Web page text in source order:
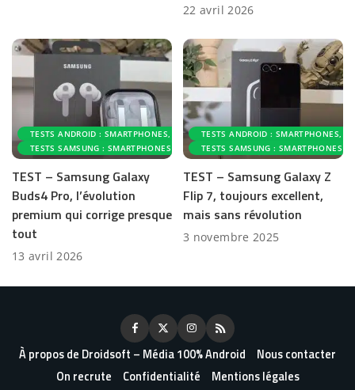
22 avril 2026
TESTS ANDROID : SMARTPHONES, ACCESSOIRES ET APPLICATIONS
TESTS SAMSUNG : SMARTPHONES ET ACCESSOIRES
TEST – Samsung Galaxy
Buds4 Pro, l’évolution
premium qui corrige presque
tout
13 avril 2026
TESTS ANDROID : SMARTPHONES,
TESTS SAMSUNG : SMARTPHONES
TEST – Samsung Galaxy Z
Flip 7, toujours excellent,
mais sans révolution
3 novembre 2025
À propos de Droidsoft – Média 100% Android
Nous contacter
On recrute
Confidentialité Mentions légales